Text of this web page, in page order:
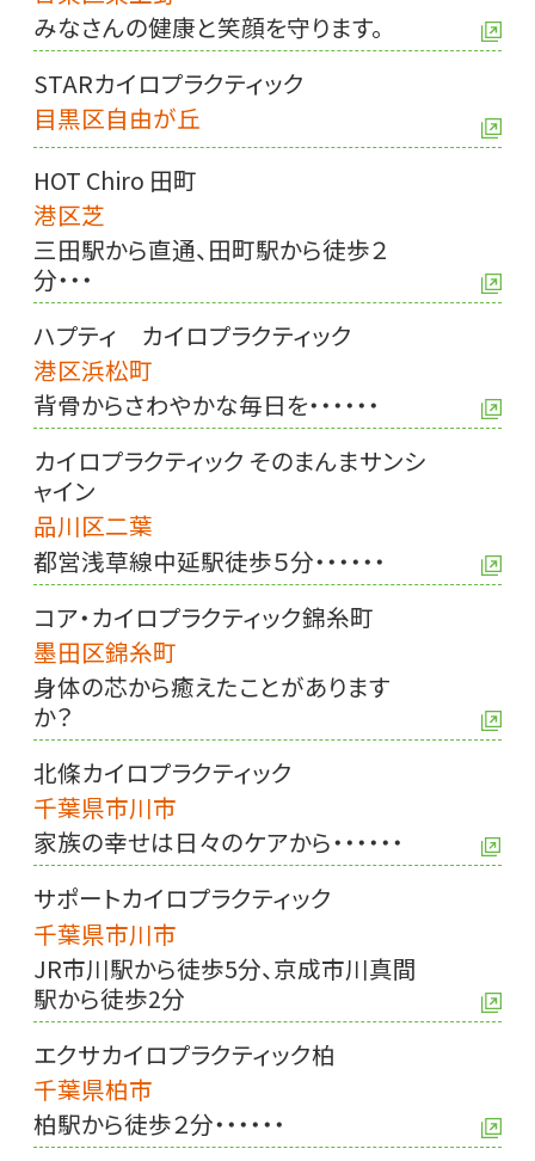
みなさんの健康と笑顔を守ります。
STARカイロプラクティック
目黒区自由が丘
HOT Chiro 田町
港区芝
三田駅から直通、田町駅から徒歩２
分・・・
ハプティ カイロプラクティック
港区浜松町
背骨からさわやかな毎日を・・・・・・
カイロプラクティック そのまんまサンシ
ャイン
品川区二葉
都営浅草線中延駅徒歩５分・・・・・・
コア・カイロプラクティック錦糸町
墨田区錦糸町
身体の芯から癒えたことがあります
か？
北條カイロプラクティック
千葉県市川市
家族の幸せは日々のケアから・・・・・・
サポートカイロプラクティック
千葉県市川市
JR市川駅から徒歩5分、京成市川真間
駅から徒歩2分
エクサカイロプラクティック柏
千葉県柏市
柏駅から徒歩２分・・・・・・